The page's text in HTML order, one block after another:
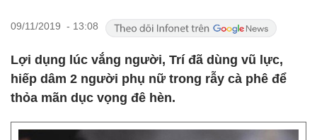
09/11/2019 - 13:08
Lợi dụng lúc vắng người, Trí đã dùng vũ lực,
hiếp dâm 2 người phụ nữ trong rẫy cà phê để
thỏa mãn dục vọng đê hèn.